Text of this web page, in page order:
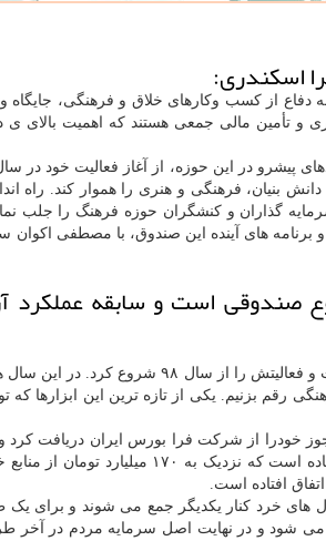
اسکندری:
دفاع از کسب وکارهای خلاق و فرهنگی، جایگاه
و تأمین مالی جمعی هستند که اهمیت بالای ی
بنیان، فرهنگی و هنری را هموار کند. راه
گذاران و کنشگران حوزه فرهنگ را جلب
برنامه های آینده این صندوق، با مصطفی
صندوقی است و سابقه عملکرد
صندوق سپهر از سال ۹۷ مجوز فعالیت خودرا
رقم بزنیم. یکی از تازه ترین این ابزارها که
خودرا از شرکت فرا بورس ایران دریافت کرد و
مالی ناظر قرار داد. اکنون حدود ۱۲ طرح به راه
افتاده است.
خرد کنار یکدیگر جمع می شوند و برای
شود و در نهایت اصل سرمایه مردم در آخر